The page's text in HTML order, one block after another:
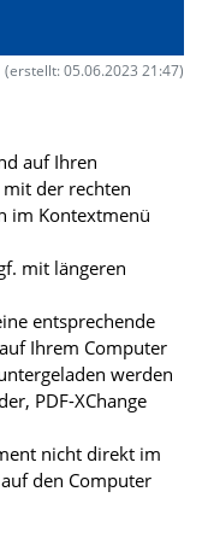
(erstellt: 05.06.2023 21:47)
auf Ihren
der rechten
im Kontextmenü
mit längeren
entsprechende
Ihrem Computer
werden
PDF-XChange
nicht direkt im
den Computer